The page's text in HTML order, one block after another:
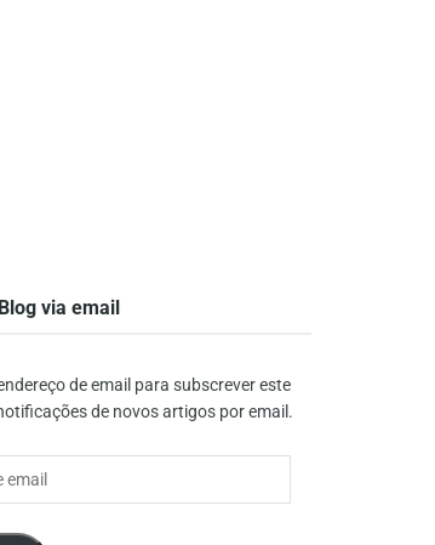
via email
de email para subscrever este
de novos artigos por email.